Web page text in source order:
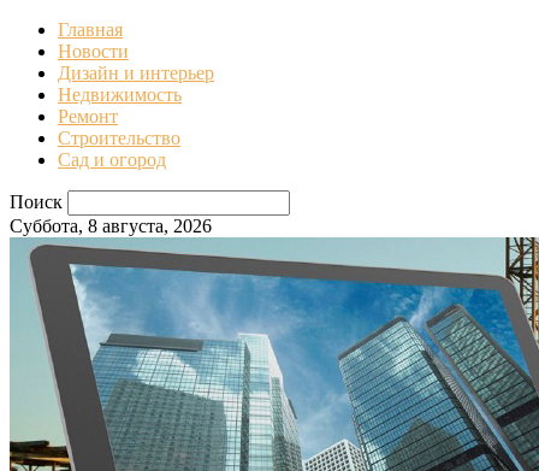
Главная
Новости
Дизайн и интерьер
Недвижимость
Ремонт
Строительство
Сад и огород
Поиск
Суббота, 8 августа, 2026